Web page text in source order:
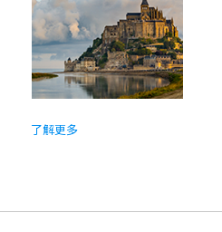
了解更多